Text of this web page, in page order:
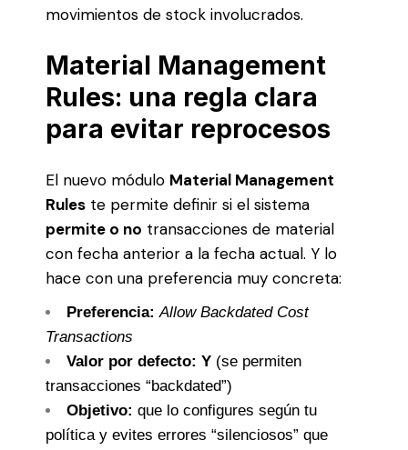
movimientos de stock involucrados.
Material Management
Rules: una regla clara
para evitar reprocesos
El nuevo módulo Material Management
Rules te permite definir si el sistema
permite o no transacciones de material
con fecha anterior a la fecha actual. Y lo
hace con una preferencia muy concreta:
Preferencia: Allow Backdated Cost
Transactions
Valor por defecto: Y (se permiten
transacciones “backdated”)
Objetivo: que lo configures según tu
política y evites errores “silenciosos” que